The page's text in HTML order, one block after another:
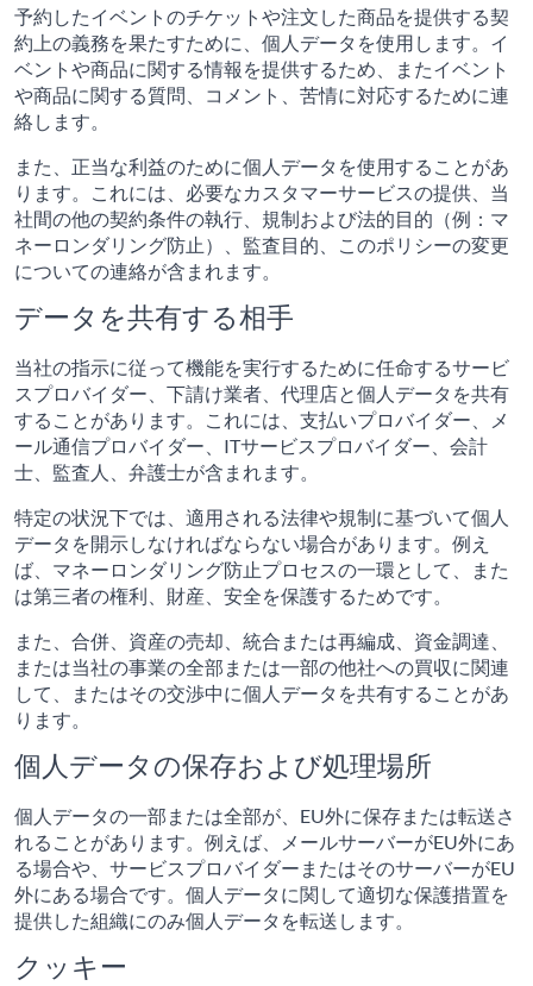
予約したイベントのチケットや注文した商品を提供する契
約上の義務を果たすために、個人データを使用します。イ
ベントや商品に関する情報を提供するため、またイベント
や商品に関する質問、コメント、苦情に対応するために連
絡します。
また、正当な利益のために個人データを使用することがあ
ります。これには、必要なカスタマーサービスの提供、当
社間の他の契約条件の執行、規制および法的目的（例：マ
ネーロンダリング防止）、監査目的、このポリシーの変更
についての連絡が含まれます。
データを共有する相手
当社の指示に従って機能を実行するために任命するサービ
スプロバイダー、下請け業者、代理店と個人データを共有
することがあります。これには、支払いプロバイダー、メ
ール通信プロバイダー、ITサービスプロバイダー、会計
士、監査人、弁護士が含まれます。
特定の状況下では、適用される法律や規制に基づいて個人
データを開示しなければならない場合があります。例え
ば、マネーロンダリング防止プロセスの一環として、また
は第三者の権利、財産、安全を保護するためです。
また、合併、資産の売却、統合または再編成、資金調達、
または当社の事業の全部または一部の他社への買収に関連
して、またはその交渉中に個人データを共有することがあ
ります。
個人データの保存および処理場所
個人データの一部または全部が、EU外に保存または転送さ
れることがあります。例えば、メールサーバーがEU外にあ
る場合や、サービスプロバイダーまたはそのサーバーがEU
外にある場合です。個人データに関して適切な保護措置を
提供した組織にのみ個人データを転送します。
クッキー